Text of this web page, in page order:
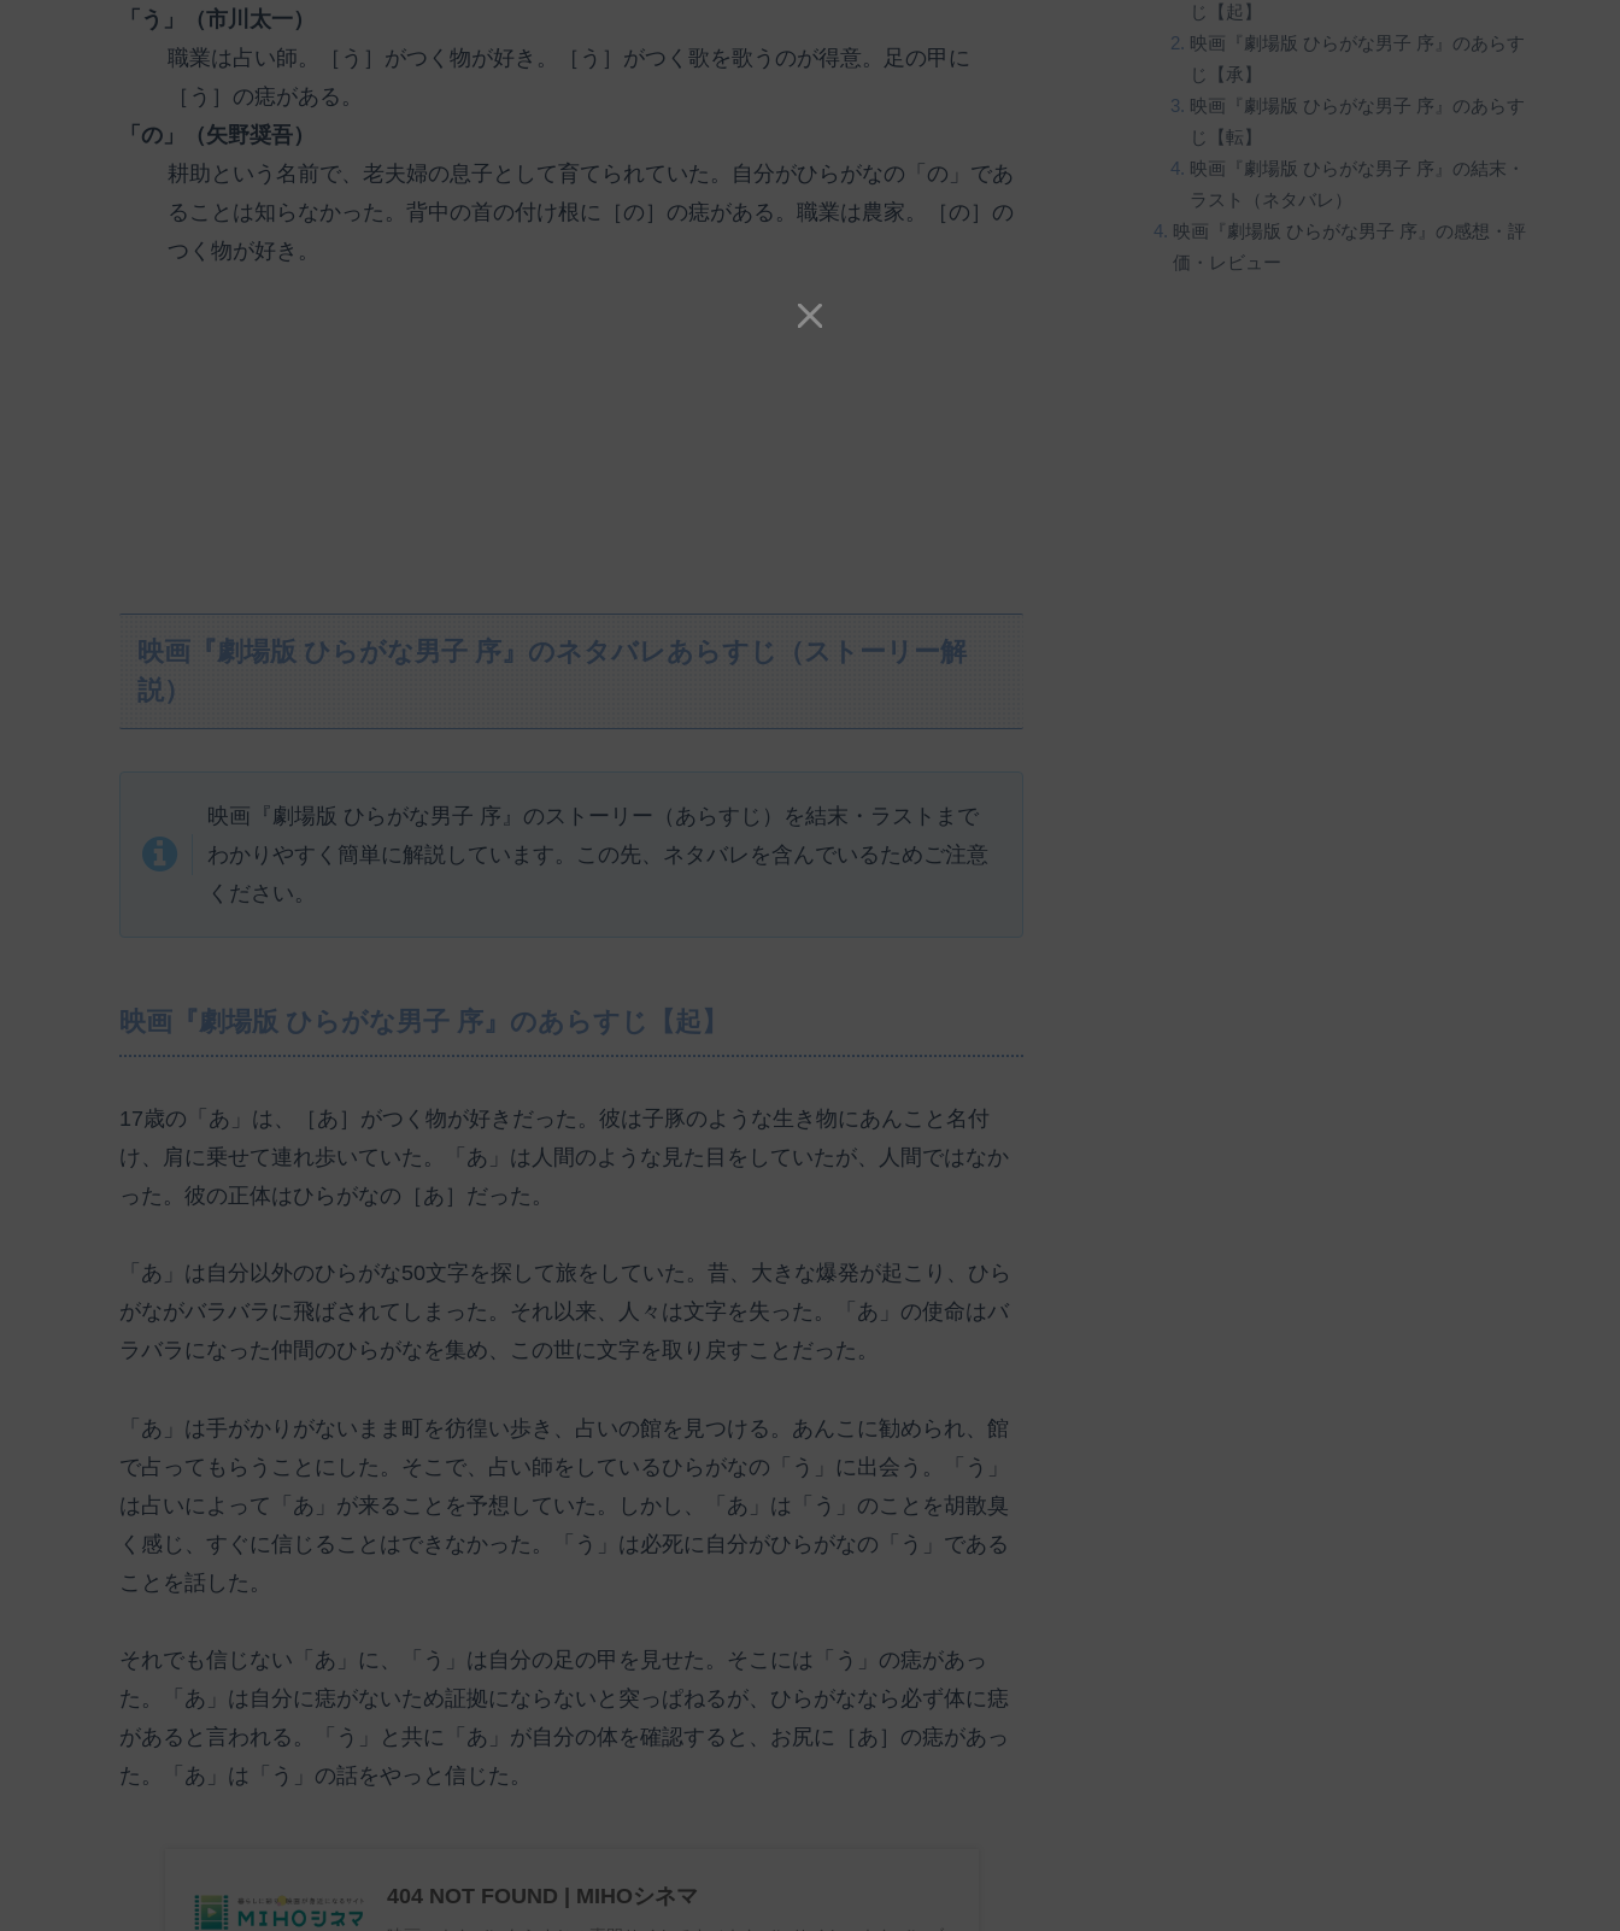
「う」（市川太一）
職業は占い師。［う］がつく物が好き。［う］がつく歌を歌うのが得意。足の甲に
［う］の痣がある。
「の」（矢野奨吾）
耕助という名前で、老夫婦の息子として育てられていた。自分がひらがなの「の」であ
ることは知らなかった。背中の首の付け根に［の］の痣がある。職業は農家。［の］の
つく物が好き。
映画『劇場版 ひらがな男子 序』のネタバレあらすじ（ストーリー解
説）
映画『劇場版 ひらがな男子 序』のストーリー（あらすじ）を結末・ラストまで
わかりやすく簡単に解説しています。この先、ネタバレを含んでいるためご注意
ください。
映画『劇場版 ひらがな男子 序』のあらすじ【起】
17歳の「あ」は、［あ］がつく物が好きだった。彼は子豚のような生き物にあんこと名付
け、肩に乗せて連れ歩いていた。「あ」は人間のような見た目をしていたが、人間ではなか
った。彼の正体はひらがなの［あ］だった。
「あ」は自分以外のひらがな50文字を探して旅をしていた。昔、大きな爆発が起こり、ひら
がながバラバラに飛ばされてしまった。それ以来、人々は文字を失った。「あ」の使命はバ
ラバラになった仲間のひらがなを集め、この世に文字を取り戻すことだった。
「あ」は手がかりがないまま町を彷徨い歩き、占いの館を見つける。あんこに勧められ、館
で占ってもらうことにした。そこで、占い師をしているひらがなの「う」に出会う。「う」
は占いによって「あ」が来ることを予想していた。しかし、「あ」は「う」のことを胡散臭
く感じ、すぐに信じることはできなかった。「う」は必死に自分がひらがなの「う」である
ことを話した。
それでも信じない「あ」に、「う」は自分の足の甲を見せた。そこには「う」の痣があっ
た。「あ」は自分に痣がないため証拠にならないと突っぱねるが、ひらがななら必ず体に痣
があると言われる。「う」と共に「あ」が自分の体を確認すると、お尻に［あ］の痣があっ
た。「あ」は「う」の話をやっと信じた。
404 NOT FOUND | MIHOシネマ
じ【起】
映画『劇場版 ひらがな男子 序』のあらす
じ【承】
映画『劇場版 ひらがな男子 序』のあらす
じ【転】
映画『劇場版 ひらがな男子 序』の結末・
ラスト（ネタバレ）
映画『劇場版 ひらがな男子 序』の感想・評
価・レビュー